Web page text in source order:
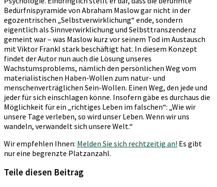
Bedürfnispyramide von Abraham Maslow gar nicht in der
egozentrischen „Selbstverwirklichung“ ende, sondern
eigentlich als Sinnverwirklichung und Selbsttranszendenz
gemeint war – was Maslow kurz vor seinem Tod im Austausch
mit Viktor Frankl stark beschäftigt hat. In diesem Konzept
findet der Autor nun auch die Lösung unseres
Wachstumsproblems, nämlich den persönlichen Weg vom
materialistischen Haben-Wollen zum natur- und
menschenverträglichen Sein-Wollen. Einen Weg, den jede und
jeder für sich einschlagen könne. Insofern gäbe es durchaus die
Möglichkeit für ein „richtiges Leben im falschen“: „Wie wir
unsere Tage verleben, so wird unser Leben. Wenn wir uns
wandeln, verwandelt sich unsere Welt.“
Wir empfehlen Ihnen: Melden Sie sich rechtzeitig an! Es gibt
nur eine begrenzte Platzanzahl.
Teile diesen Beitrag